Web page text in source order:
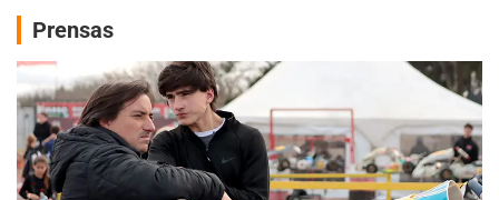
Prensas